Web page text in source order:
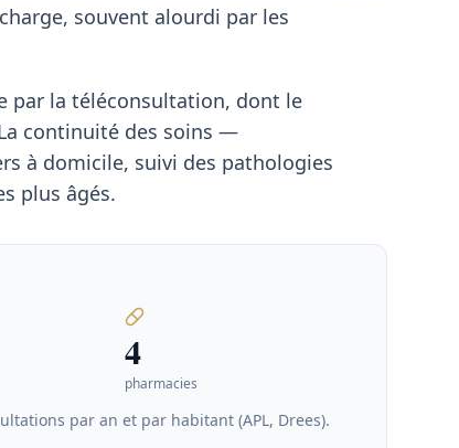
souvent alourdi par les
par la téléconsultation, dont le
continuité des soins —
à domicile, suivi des pathologies
plus âgés.
4
pharmacies
par an et par habitant (APL, Drees).